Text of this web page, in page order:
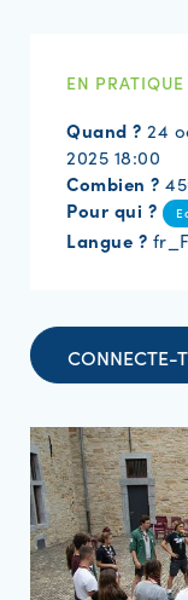
EN PRATIQUE
Quand ? 24
2025 18:00
Combien ?
Pour qui ?
Langue ?
CONNECTE-